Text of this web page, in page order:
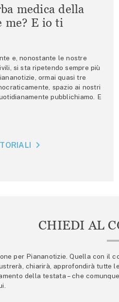
medica della
me? E io ti
e, nonostante le nostre
si sta ripetendo sempre più
ormai quasi tre
spazio ai nostri
pubblichiamo. E
CHIEDI AL
per Piananotizie. Quella con il
chiarirà, approfondirà tutte
della testata – che